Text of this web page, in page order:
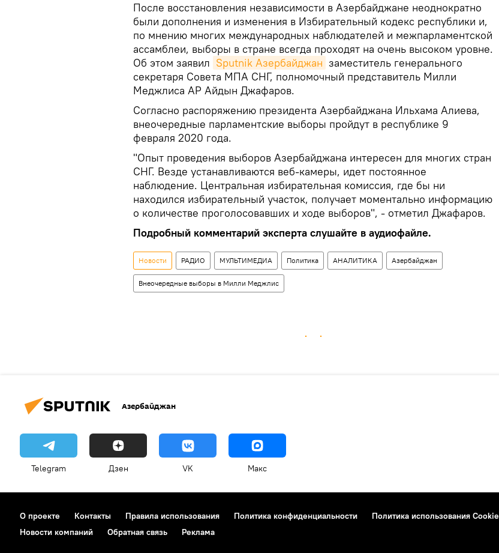
После восстановления независимости в Азербайджане неоднократно
были дополнения и изменения в Избирательный кодекс республики и,
по мнению многих международных наблюдателей и межпарламентской
ассамблеи, выборы в стране всегда проходят на очень высоком уровне.
Об этом заявил Sputnik Азербайджан заместитель генерального
секретаря Совета МПА СНГ, полномочный представитель Милли
Меджлиса АР Айдын Джафаров.
Согласно распоряжению президента Азербайджана Ильхама Алиева,
внеочередные парламентские выборы пройдут в республике 9
февраля 2020 года.
"Опыт проведения выборов Азербайджана интересен для многих стран
СНГ. Везде устанавливаются веб-камеры, идет постоянное
наблюдение. Центральная избирательная комиссия, где бы ни
находился избирательный участок, получает моментально информацию
о количестве проголосовавших и ходе выборов", - отметил Джафаров.
Подробный комментарий эксперта слушайте в аудиофайле.
Новости РАДИО МУЛЬТИМЕДИА Политика АНАЛИТИКА Азербайджан
Внеочередные выборы в Милли Меджлис
Азербайджан
Telegram Дзен VK Макс
О проекте Контакты Правила использования Политика конфиденциальности Политика использования Cookie
Новости компаний
Обратная связь Реклама